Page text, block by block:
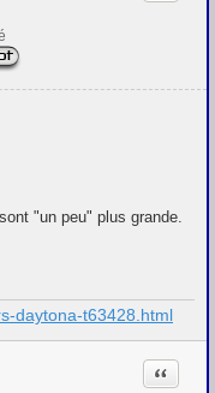
"un peu" plus grande.
daytona-t63428.html
Citation